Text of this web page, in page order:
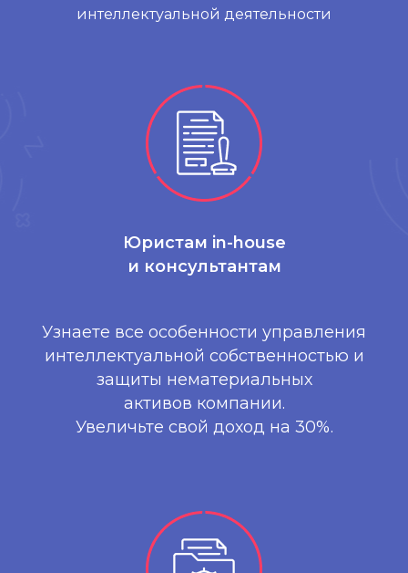
интеллектуальной деятельности
Юристам in-house
и консультантам
Узнаете все особенности управления
интеллектуальной собственностью и
защиты нематериальных
активов компании.
Увеличьте свой доход на 30%.